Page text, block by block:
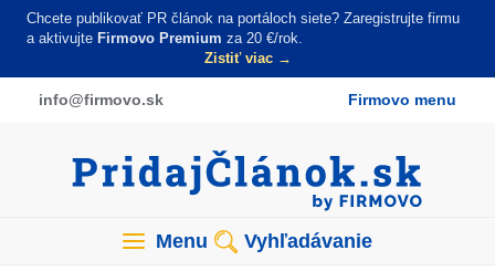
Skočiť
obsah
Chcete publikovať PR článok na portáloch siete? Zaregistrujte firmu
a aktivujte Firmovo Premium za 20 €/rok.
Zistiť viac →
info@firmovo.sk Firmovo menu
Menu Vyhľadávanie